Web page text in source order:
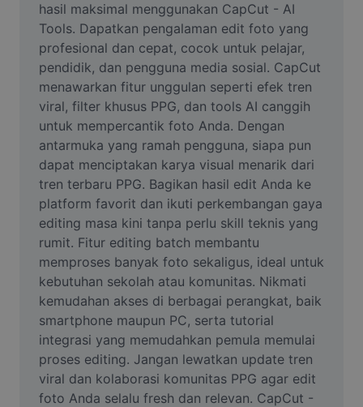
AI Text Remover
AI People Remover
AI Inpainting
Face Cutout
Video
Hapus latar belakang video
Tingkatkan kualitas
Editor Video
Pangkas Video
Tambahkan Subtitle ke Video
Konverter Video
hasil maksimal menggunakan CapCut - AI
Tools. Dapatkan pengalaman edit foto yang
profesional dan cepat, cocok untuk pelajar,
pendidik, dan pengguna media sosial. CapCut
menawarkan fitur unggulan seperti efek tren
viral, filter khusus PPG, dan tools AI canggih
untuk mempercantik foto Anda. Dengan
antarmuka yang ramah pengguna, siapa pun
dapat menciptakan karya visual menarik dari
tren terbaru PPG. Bagikan hasil edit Anda ke
platform favorit dan ikuti perkembangan gaya
editing masa kini tanpa perlu skill teknis yang
rumit. Fitur editing batch membantu
memproses banyak foto sekaligus, ideal untuk
kebutuhan sekolah atau komunitas. Nikmati
kemudahan akses di berbagai perangkat, baik
smartphone maupun PC, serta tutorial
integrasi yang memudahkan pemula memulai
proses editing. Jangan lewatkan update tren
viral dan kolaborasi komunitas PPG agar edit
foto Anda selalu fresh dan relevan. CapCut -